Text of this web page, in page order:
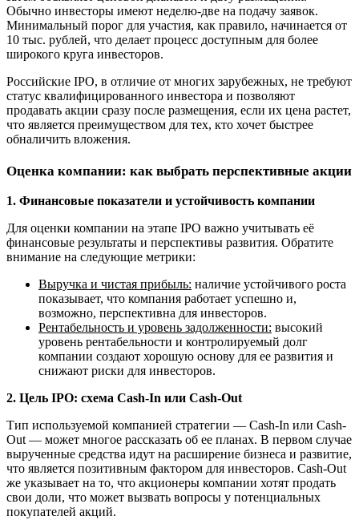
Обычно инвесторы имеют неделю-две на подачу заявок.
Минимальный порог для участия, как правило, начинается от
10 тыс. рублей, что делает процесс доступным для более
широкого круга инвесторов.
Российские IPO, в отличие от многих зарубежных, не требуют
статус квалифицированного инвестора и позволяют
продавать акции сразу после размещения, если их цена растет,
что является преимуществом для тех, кто хочет быстрее
обналичить вложения.
Оценка компании: как выбрать перспективные акции
1. Финансовые показатели и устойчивость компании
Для оценки компании на этапе IPO важно учитывать её
финансовые результаты и перспективы развития. Обратите
внимание на следующие метрики:
Выручка и чистая прибыль: наличие устойчивого роста
показывает, что компания работает успешно и,
возможно, перспективна для инвесторов.
Рентабельность и уровень задолженности: высокий
уровень рентабельности и контролируемый долг
компании создают хорошую основу для ее развития и
снижают риски для инвесторов.
2. Цель IPO: схема Cash-In или Cash-Out
Тип используемой компанией стратегии — Cash-In или Cash-
Out — может многое рассказать об ее планах. В первом случае
вырученные средства идут на расширение бизнеса и развитие,
что является позитивным фактором для инвесторов. Cash-Out
же указывает на то, что акционеры компании хотят продать
свои доли, что может вызвать вопросы у потенциальных
покупателей акций.